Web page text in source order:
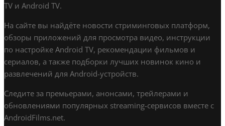
TV и Android TV.
На сайте вы найдёте новости стриминговых платформ,
обзоры приложений для просмотра видео, инструкции
по настройке Android TV, рекомендации фильмов и
сериалов, а также подборки лучших новинок кино и
развлечений для Android-устройств.
Следите за премьерами, анонсами, трейлерами и
обновлениями популярных streaming-сервисов вместе с
AndroidFilms.net.